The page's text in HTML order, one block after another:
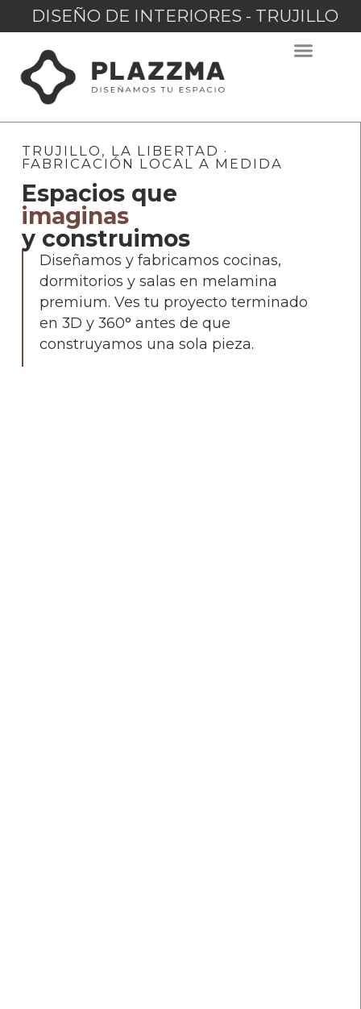
DISEÑO DE INTERIORES - TRUJILLO
TRUJILLO, LA LIBERTAD ·
FABRICACIÓN LOCAL A MEDIDA
Espacios que
imaginas
y construimos
Diseñamos y fabricamos cocinas,
dormitorios y salas en melamina
premium. Ves tu proyecto terminado
en 3D y 360° antes de que
construyamos una sola pieza.